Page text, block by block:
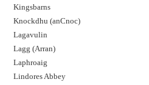
Kingsbarns
Knockdhu (anCnoc)
Lagavulin
Lagg (Arran)
Laphroaig
Lindores Abbey